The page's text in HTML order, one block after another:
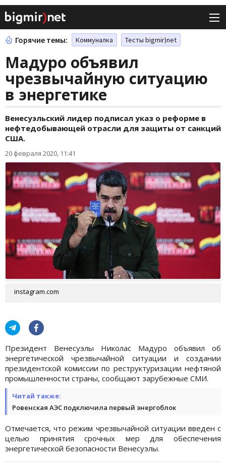
Горячие темы: Коммуналка Тесты bigmir)net
Мадуро объявил
чрезвычайную ситуацию
в энергетике
Венесуэльский лидер подписал указ о реформе в
нефтедобывающей отрасли для защиты от санкций
США.
20 февраля 2020, 11:41
instagram.com
Президент Венесуэлы Николас Мадуро объявил об
энергетической чрезвычайной ситуации и создании
президентской комиссии по реструктуризации нефтяной
промышленности страны, сообщают зарубежные СМИ.
Читай также:
Ровенская АЭС подключила первый энергоблок
Отмечается, что режим чрезвычайной ситуации введен с
целью принятия срочных мер для обеспечения
энергетической безопасности Венесуэлы.